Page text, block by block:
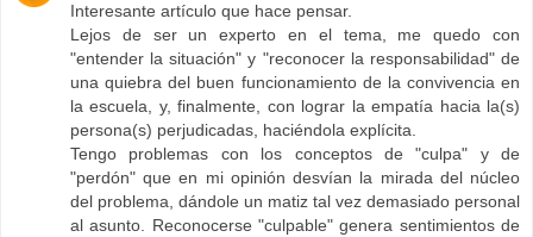
Interesante artículo que hace pensar.
Lejos de ser un experto en el tema, me quedo con
"entender la situación" y "reconocer la responsabilidad" de
una quiebra del buen funcionamiento de la convivencia en
la escuela, y, finalmente, con lograr la empatía hacia la(s)
persona(s) perjudicadas, haciéndola explícita.
Tengo problemas con los conceptos de "culpa" y de
"perdón" que en mi opinión desvían la mirada del núcleo
del problema, dándole un matiz tal vez demasiado personal
al asunto. Reconocerse "culpable" genera sentimientos de